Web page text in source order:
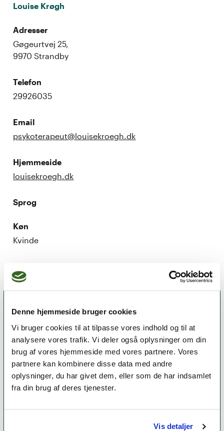
Denne hjemmeside bruger cookies
Vi bruger cookies til at tilpasse vores indhold og til at
analysere vores trafik. Vi deler også oplysninger om din
brug af vores hjemmeside med vores partnere. Vores
partnere kan kombinere disse data med andre
oplysninger, du har givet dem, eller som de har indsamlet
fra din brug af deres tjenester.
Vis detaljer
Louise Krøgh
Adresser
Gøgeurtvej 25,
9970 Strandby
Telefon
29926035
Email
psykoterapeut@louisekroegh.dk
Hjemmeside
louisekroegh.dk
Sprog
Køn
Kvinde
leve op til en række kriterier om uddannelse og